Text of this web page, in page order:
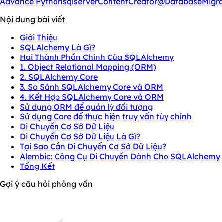
Nội dung bài viết
Giới Thiệu
SQLAlchemy Là Gì?
Hai Thành Phần Chính Của SQLAlchemy
1. Object Relational Mapping (ORM)
2. SQLAlchemy Core
3. So Sánh SQLAlchemy Core và ORM
4. Kết Hợp SQLAlchemy Core và ORM
Sử dụng ORM để quản lý đối tượng
Sử dụng Core để thực hiện truy vấn tùy chỉnh
Di Chuyển Cơ Sở Dữ Liệu
Di Chuyển Cơ Sở Dữ Liệu Là Gì?
Tại Sao Cần Di Chuyển Cơ Sở Dữ Liệu?
Alembic: Công Cụ Di Chuyển Dành Cho SQLAlchemy
Tổng Kết
Gợi ý câu hỏi phỏng vấn